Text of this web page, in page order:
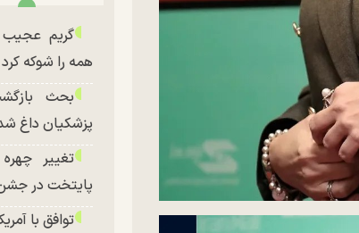
گریم
همه را شوکه کرد
بحث
پزشکیان داغ
تغییر
پایتخت در جشن تولد ۲۲
توافق با